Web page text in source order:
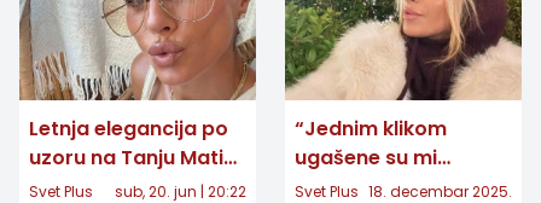
Letnja elegancija po
uzoru na Tanju Matić:
Minimalizam koji
Svet Plus sub, 20. jun | 20:22
“Jednim klikom
ugašene su mi
uspomene i posao”:
Svet Plus 18. decembar 2025.